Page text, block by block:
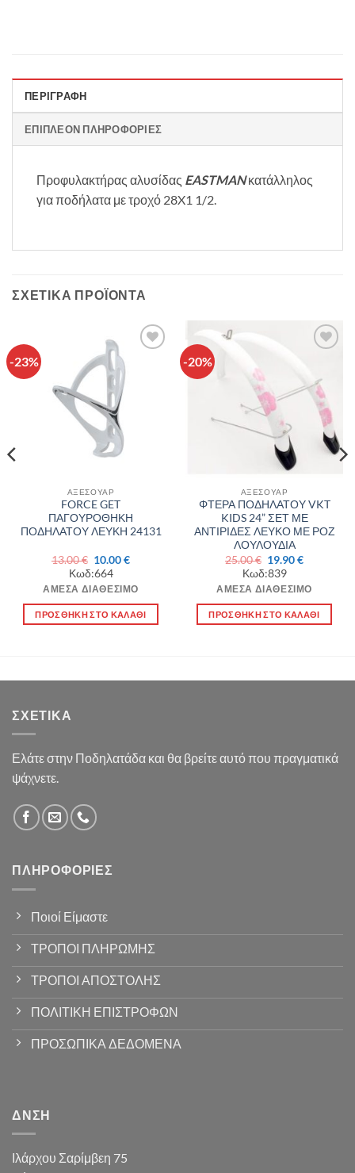
ΠΕΡΙΓΡΑΦΉ
ΕΠΙΠΛΈΟΝ ΠΛΗΡΟΦΟΡΊΕΣ
Προφυλακτήρας αλυσίδας EASTMANκατάλληλος
για ποδήλατα με τροχό 28X1 1/2.
ΣΧΕΤΙΚΆ ΠΡΟΪΌΝΤΑ
-23%
Πρόσθήκη
στην λίστα
επιθυμιών
ΑΞΕΣΟΥΑΡ
FORCE GET
ΠΑΓΟΥΡΟΘΗΚΗ
ΠΟΔΗΛΑΤΟΥ ΛΕΥΚΗ 24131
13.00€ Original
price
was:
13.00 €.
10.00€Η
είναι:
Κωδ:664
ΆΜΕΣΑ ΔΙΑΘΈΣΙΜΟ
ΠΡΟΣΘΉΚΗ ΣΤΟ ΚΑΛΆΘΙ
-20%
επιθυμιών
ΑΞΕΣΟΥΑΡ
ΦΤΕΡΑ ΠΟΔΗΛΑΤΟΥ VKT
KIDS 24” ΣΕΤ ΜΕ
ΑΝΤΙΡΙΔΕΣ ΛΕΥΚΟ ΜΕ ΡΟΖ
ΛΟΥΛΟΥΔΙΑ
25.00€ Original
price
was:
25.00 €.
19.90€Η
είναι:
Κωδ:839
ΆΜΕΣΑ ΔΙΑΘΈΣΙΜΟ
ΠΡΟΣΘΉΚΗ ΣΤΟ ΚΑΛΆΘΙ
ΣΧΕΤΙΚΆ
Ελάτε στην Ποδηλατάδα και θα βρείτε αυτό που πραγματικά
ψάχνετε.
ΠΛΗΡΟΦΟΡΊΕΣ
Ποιοί Είμαστε
ΤΡΟΠΟΙ ΠΛΗΡΩΜΗΣ
ΤΡΟΠΟΙ ΑΠΟΣΤΟΛΗΣ
ΠΟΛΙΤΙΚΗ ΕΠΙΣΤΡΟΦΩΝ
ΠΡΟΣΩΠΙΚΑ ΔΕΔΟΜΕΝΑ
ΔΝΣΗ
Ιλάρχου Σαρίμβεη 75